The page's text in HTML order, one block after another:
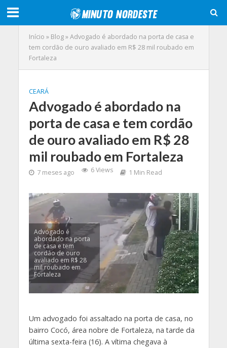
Início » Blog»Advogado é abordado na porta de casa e
tem cordão de ouro avaliado em R$ 28 mil roubado em
Fortaleza
CEARÁ
Advogado é abordado na
porta de casa e tem cordão
de ouro avaliado em R$ 28
mil roubado em Fortaleza
7 meses ago 6 Views 1 Min Read
Advogado é
abordado na porta
de casa e tem
cordão de ouro
avaliado em R$ 28
mil roubado em
Fortaleza
Um advogado foi assaltado na porta de casa, no
bairro Cocó, área nobre de Fortaleza, na tarde da
última sexta-feira (16). A vítima chegava à